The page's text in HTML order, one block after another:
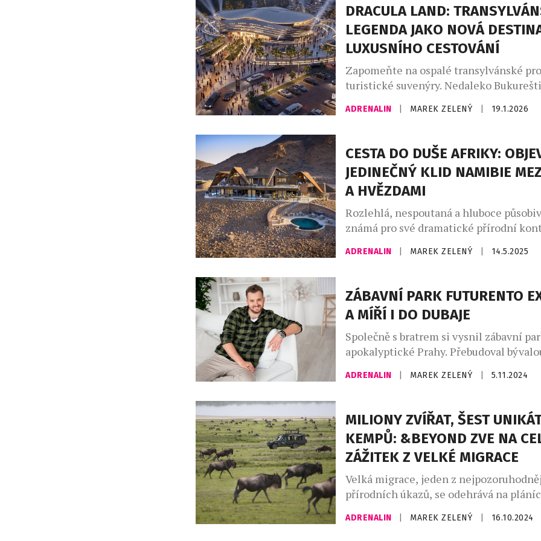
DRACULA LAND:
LEGENDA JAKO NOVÁ
LUXUSNÍHO CESTOVÁNÍ
Zapomeňte na ospalé transylvánské
turistické suvenýry. Nedaleko Bukurešti
projekt, který má ambici změnit mapu
cestování v Evropě. Dracula Land,
dalece přesahuje hranice klasického
parku. Na ploše 160 hektarů vzniká
„město zážitků“, kde se mýtus o
s nejmodernějšími […]
ADRENALIN MAREK ZELENÝ 19.1.2026
CESTA DO DUŠE AFRIKY:
JEDINEČNÝ KLID NAMIBIE
A HVĚZDAMI
Rozlehlá, nespoutaná a hluboce
známá pro své dramatické přírodní
nadpozemský klid, je opravdovou duší
oceánu přes duny a hory až po pouště,
řídkému osídlení zde můžete strávit
krajiny při jejím projíždění celé hodiny,
minuli jedinou vesnici nebo […]
ADRENALIN MAREK ZELENÝ 14.5.2025
ZÁBAVNÍ PARK FUTURENTO
A MÍŘÍ I DO DUBAJE
Společně s bratrem si vysnil zábavní
apokalyptické Prahy. Přebudoval
halu ČKD a do slibně se vyvíjejícího
celou rodinu. Pak přišel covid a z
firmy i školy. Jeho zakladeli jsou Jan
Martinek a Martin Daneš. Jan Daneš […]
ADRENALIN MAREK ZELENÝ 5.11.2024
MILIONY ZVÍŘAT, ŠEST
KEMPŮ: &BEYOND ZVE NA
ZÁŽITEK Z VELKÉ MIGRACE
Velká migrace, jeden z
přírodních úkazů, se odehrává na
Afriky po celý rok a činí z této oblasti
destinaci pro milovníky divoké přírody.
ADRENALIN MAREK ZELENÝ 16.10.2024